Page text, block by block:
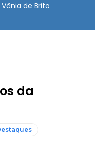
de Brito
da